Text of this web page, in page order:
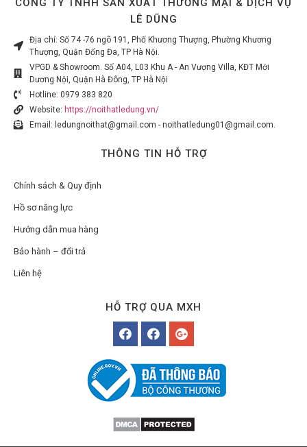
CÔNG TY TNHH SẢN XUẤT THƯƠNG MẠI & DỊCH VỤ
LÊ DŨNG
Địa chỉ: Số 74 -76 ngõ 191, Phố Khương Thượng, Phường Khương
Thượng, Quận Đống Đa, TP Hà Nội.
VPGD & Showroom. Số A04, L03 Khu A - An Vượng Villa, KĐT Mới
Dương Nội, Quận Hà Đông, TP Hà Nội
Hotline: 0979 383 820
Website: https://noithatledung.vn/
Email: ledungnoithat@gmail.com - noithatledung01@gmail.com.
THÔNG TIN HỖ TRỢ
Chính sách & Quy định
Hồ sơ năng lực
Hướng dẫn mua hàng
Bảo hành – đổi trả
Liên hệ
HỖ TRỢ QUA MXH